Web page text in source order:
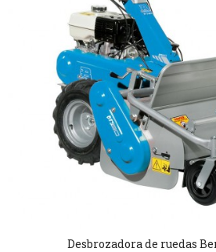
Desbrozadora de ruedas